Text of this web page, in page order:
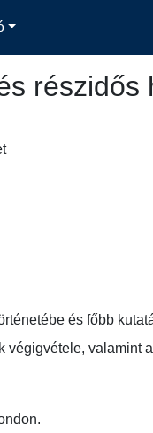
részidős
és főbb
végigvétele, valamint